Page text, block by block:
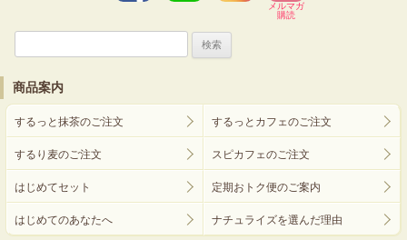
メルマガ
購読
商品案内
するっと抹茶のご注文 するっとカフェのご注文
するり麦のご注文 スピカフェのご注文
はじめてセット 定期おトク便のご案内
はじめてのあなたへ ナチュライズを選んだ理由